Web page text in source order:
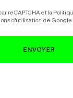
reCAPTCHA et la
d'utilisation de Google
ENVOYER